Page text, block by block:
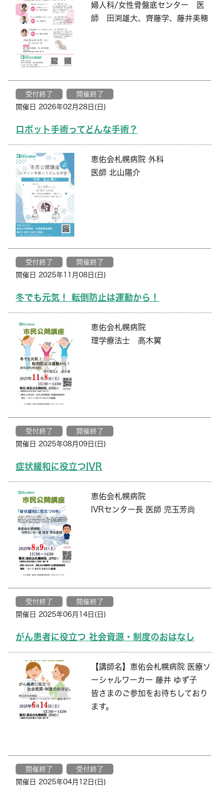
婦人科/女性骨盤底センター 医
師 田渕雄大、齊藤学、藤井美穂
受付終了
開催終了
開催日 2026年02月28日(日)
ロボット手術ってどんな手術？
恵佑会札幌病院 外科
医師 北山陽介
受付終了
開催終了
開催日 2025年11月08日(日)
冬でも元気！ 転倒防止は運動から！
恵佑会札幌病院
理学療法士 高木翼
受付終了
開催終了
開催日 2025年08月09日(日)
症状緩和に役立つIVR
恵佑会札幌病院
IVRセンター長 医師 児玉芳尚
受付終了
開催終了
開催日 2025年06月14日(日)
がん患者に役立つ 社会資源・制度のおはなし
【講師名】恵佑会札幌病院 医療ソ
ーシャルワーカー 藤井 ゆず子
皆さまのご参加をお待ちしており
ます。
開催終了
受付終了
開催日 2025年04月12日(日)